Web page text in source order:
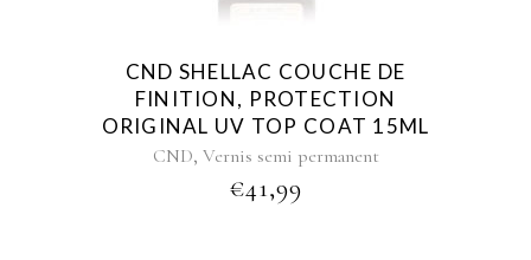
CND SHELLAC COUCHE DE
FINITION, PROTECTION
ORIGINAL UV TOP COAT 15ML
CND, Vernis semi permanent
€41,99